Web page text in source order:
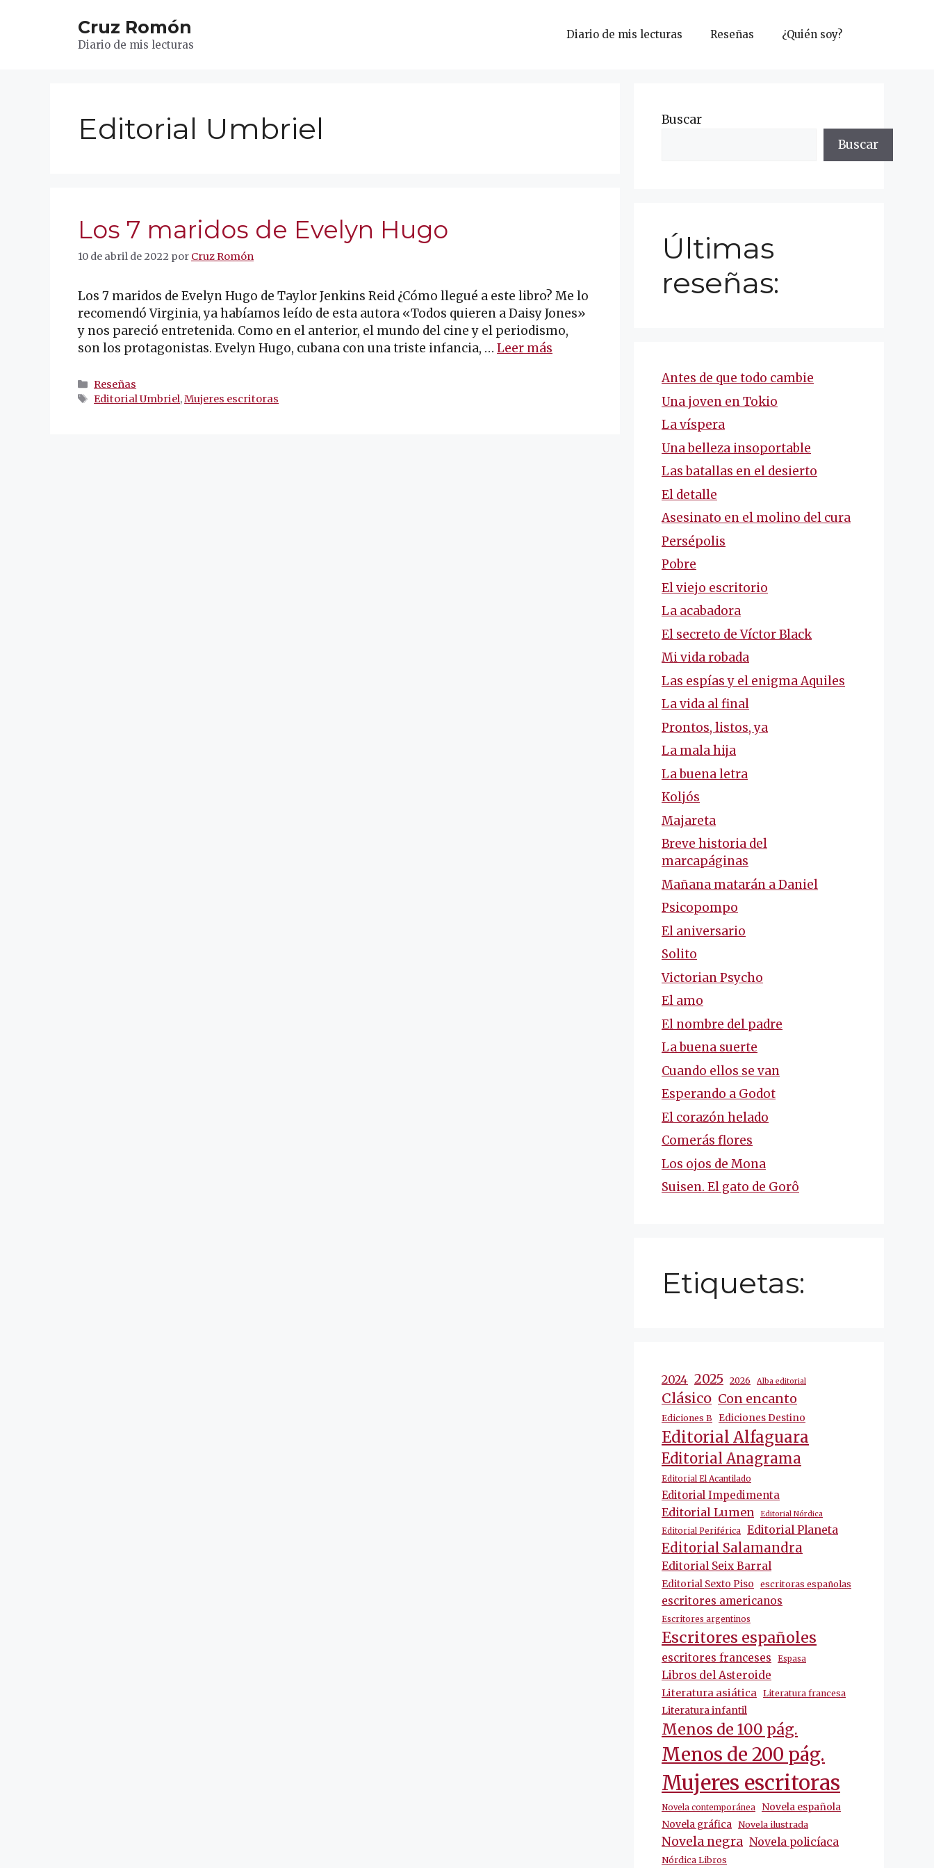
Cruz Romón
Diario de mis lecturas
Diario de mis lecturas Reseñas ¿Quién soy?
Editorial Umbriel
Los 7 maridos de Evelyn Hugo
10 de abril de 2022 por Cruz Romón
Los 7 maridos de Evelyn Hugo de Taylor Jenkins Reid ¿Cómo llegué a este libro? Me lo
recomendó Virginia, ya habíamos leído de esta autora «Todos quieren a Daisy Jones»
y nos pareció entretenida. Como en el anterior, el mundo del cine y el periodismo,
son los protagonistas. Evelyn Hugo, cubana con una triste infancia, … Leer más
Categorías
Reseñas
Etiquetas
Editorial Umbriel,Mujeres escritoras
Buscar
Buscar
Últimas
reseñas:
Antes de que todo cambie
Una joven en Tokio
La víspera
Una belleza insoportable
Las batallas en el desierto
El detalle
Asesinato en el molino del cura
Persépolis
Pobre
El viejo escritorio
La acabadora
El secreto de Víctor Black
Mi vida robada
Las espías y el enigma Aquiles
La vida al final
Prontos, listos, ya
La mala hija
La buena letra
Koljós
Majareta
Breve historia del
marcapáginas
Mañana matarán a Daniel
Psicopompo
El aniversario
Solito
Victorian Psycho
El amo
El nombre del padre
La buena suerte
Cuando ellos se van
Esperando a Godot
El corazón helado
Comerás flores
Los ojos de Mona
Suisen. El gato de Gorô
Etiquetas:
2024 2025 2026 Alba editorial
Clásico Con encanto
Ediciones B Ediciones Destino
Editorial Alfaguara
Editorial Anagrama
Editorial El Acantilado
Editorial Impedimenta
Editorial Lumen Editorial Nórdica
Editorial Periférica Editorial Planeta
Editorial Salamandra
Editorial Seix Barral
Editorial Sexto Piso escritoras españolas
escritores americanos
Escritores argentinos
Escritores españoles
escritores franceses Espasa
Libros del Asteroide
Literatura asiática Literatura francesa
Literatura infantil
Menos de 100 pág.
Menos de 200 pág.
Mujeres escritoras
Novela contemporánea
Novela española
Novela gráfica Novela ilustrada
Novela negra Novela policíaca
Nórdica Libros